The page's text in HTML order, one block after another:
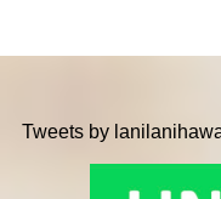
Tweets by